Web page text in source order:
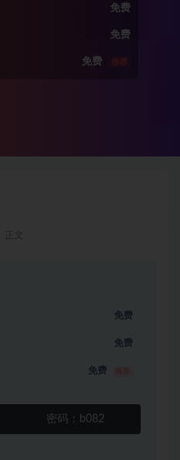
免费
免费
免费 推荐
免费
免费
免费
密码： b082